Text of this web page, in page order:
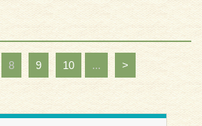
8 9 10 ... >